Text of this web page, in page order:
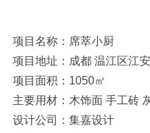
项目名称：席萃小厨
项目地址：成都 温江区江
项目面积：1050㎡
主要用材：木饰面 手工砖
设计公司：集嘉设计